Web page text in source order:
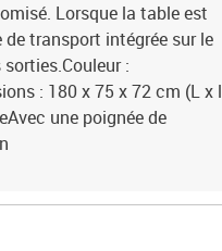
Lorsque la table est
transport intégrée sur le
:
: 180 x 75 x 72 cm (L x l
une poignée de